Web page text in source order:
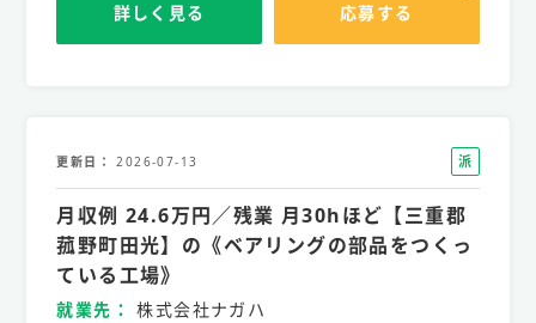
詳しく見る 応募する
更新日 2026-07-13
派
遣
社
員
月収例 24.6万円／残業 月30hほど【三重郡
菰野町田光】の《ベアリングの部品をつくっ
ている工場》
就業先 株式会社ナガハ